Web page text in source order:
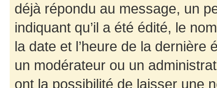
déjà répondu au message, un
indiquant qu’il a été édité, le
la date et l’heure de la dernière
un modérateur ou un
ont la possibilité de laisser une